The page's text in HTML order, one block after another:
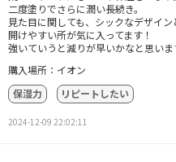
二度塗りでさらに潤い長続き。
見た目に関しても、シックなデザイ
開けやすい所が気に入ってます！
強いていうと減りが早いかなと思いま
購入場所：イオン
保湿力
リピートしたい
2024-12-09 22:02:11